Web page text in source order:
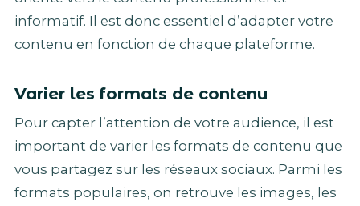
informatif. Il est donc essentiel d’adapter votre
contenu en fonction de chaque plateforme.
Varier les formats de contenu
Pour capter l’attention de votre audience, il est
important de varier les formats de contenu que
vous partagez sur les réseaux sociaux. Parmi les
formats populaires, on retrouve les images, les